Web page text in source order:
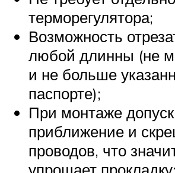
терморегулятора;
Возможность
любой длинны (не
и не больше
паспорте);
При монтаже
приближение и
проводов, что